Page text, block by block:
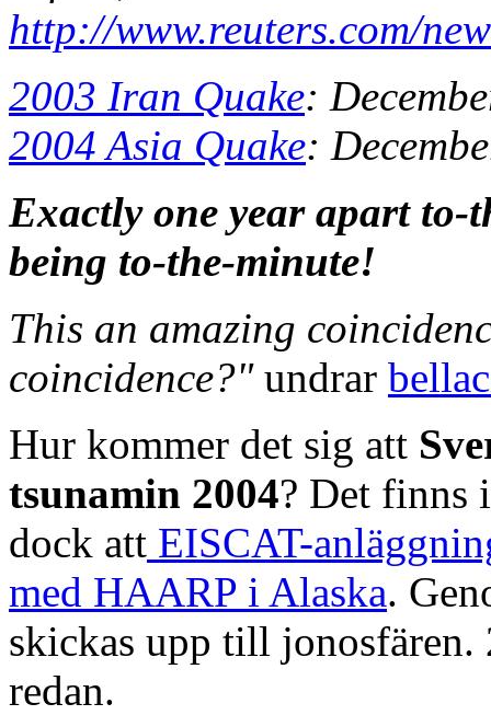
http://www.reuters.com/
2003 Iran Quake:
2004 Asia Quake:
Exactly one year apart to-
being to-the-minute!
This an amazing
coincidence?"undrar
Hur kommer det sig att
tsunamin 2004? Det finns
dock att EISCAT-
med HAARP i Alaska.
skickas upp till
redan.